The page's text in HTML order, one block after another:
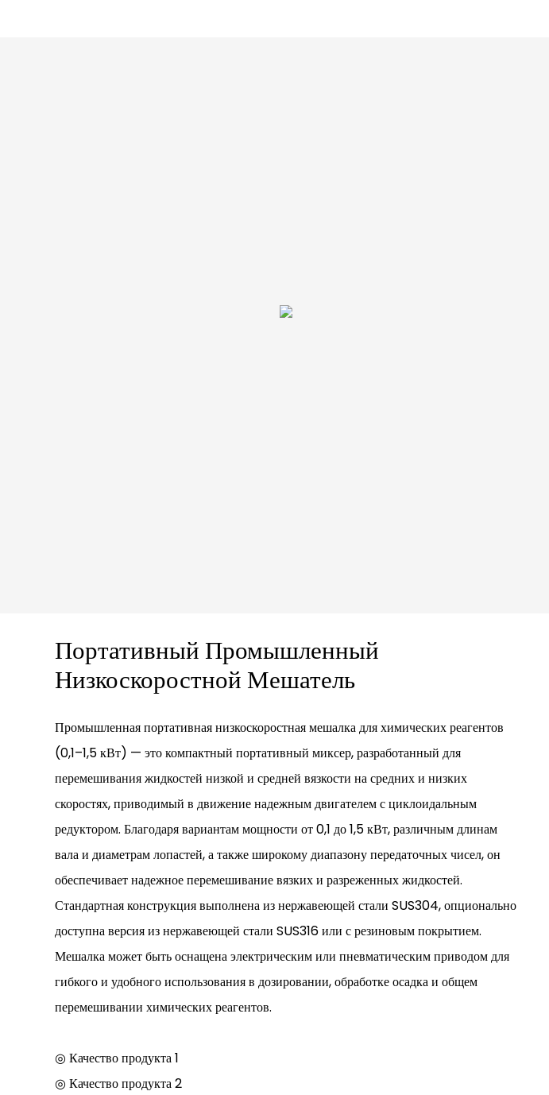
Портативный Промышленный
Низкоскоростной Мешатель
Промышленная портативная низкоскоростная мешалка для химических реагентов
(0,1–1,5 кВт) — это компактный портативный миксер, разработанный для
перемешивания жидкостей низкой и средней вязкости на средних и низких
скоростях, приводимый в движение надежным двигателем с циклоидальным
редуктором. Благодаря вариантам мощности от 0,1 до 1,5 кВт, различным длинам
вала и диаметрам лопастей, а также широкому диапазону передаточных чисел, он
обеспечивает надежное перемешивание вязких и разреженных жидкостей.
Стандартная конструкция выполнена из нержавеющей стали SUS304, опционально
доступна версия из нержавеющей стали SUS316 или с резиновым покрытием.
Мешалка может быть оснащена электрическим или пневматическим приводом для
гибкого и удобного использования в дозировании, обработке осадка и общем
перемешивании химических реагентов.
◎ Качество продукта 1
◎ Качество продукта 2